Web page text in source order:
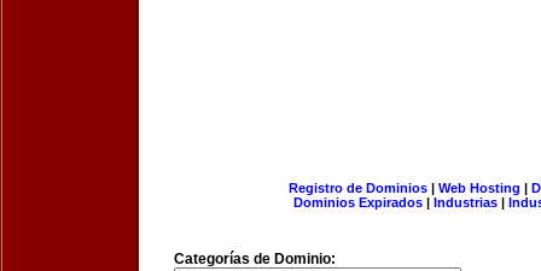
Registro de Dominios| Web Hosting |
Dominios Expirados | Industrias |
Categorías de Dominio: